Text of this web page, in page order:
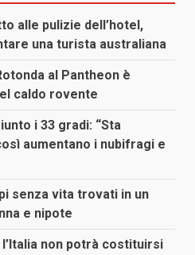
alle pulizie dell’hotel,
una turista australiana
al Pantheon è
caldo rovente
i 33 gradi: “Sta
aumentano i nubifragi e
senza vita trovati in un
e nipote
non potrà costituirsi